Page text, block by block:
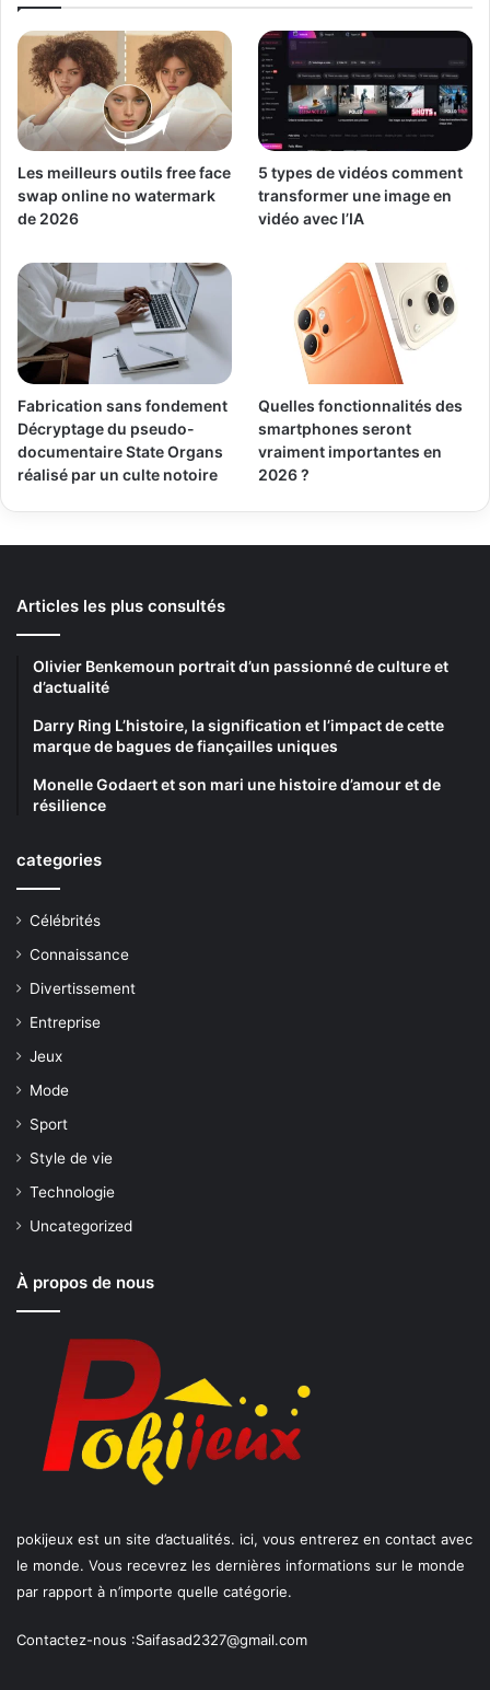
Les meilleurs outils free face
swap online no watermark
de 2026
5 types de vidéos comment
transformer une image en
vidéo avec l’IA
Fabrication sans fondement
Décryptage du pseudo-
documentaire State Organs
réalisé par un culte notoire
Quelles fonctionnalités des
smartphones seront
vraiment importantes en
2026 ?
Articles les plus consultés
Olivier Benkemoun portrait d’un passionné de culture et
d’actualité
Darry Ring L’histoire, la signification et l’impact de cette
marque de bagues de fiançailles uniques
Monelle Godaert et son mari une histoire d’amour et de
résilience
categories
Célébrités
Connaissance
Divertissement
Entreprise
Jeux
Mode
Sport
Style de vie
Technologie
Uncategorized
À propos de nous
pokijeux est un site d’actualités. ici, vous entrerez en contact avec
le monde. Vous recevrez les dernières informations sur le monde
par rapport à n’importe quelle catégorie.
Contactez-nous :Saifasad2327@gmail.com